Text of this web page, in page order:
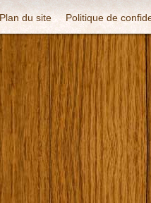
Plan du site Politique de